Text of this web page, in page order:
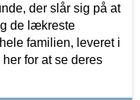
der slår sig på at
de lækreste
familien, leveret i
for at se deres